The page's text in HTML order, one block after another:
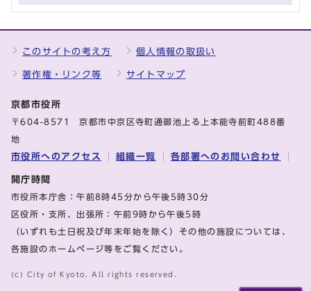
このサイトの考え方 個人情報の取扱い
著作権・リンク等 サイトマップ
京都市役所
〒604-8571 京都市中京区寺町通御池上る上本能寺前町488番
地
市役所へのアクセス 組織一覧 各部署へのお問い合わせ
開庁時間
市役所本庁舎：午前8時45分から午後5時30分
区役所・支所、出張所：午前9時から午後5時
（いずれも土日祝及び年末年始を除く）その他の施設については、
各施設のホームページ等をご覧ください。
(c) City of Kyoto. All rights reserved.